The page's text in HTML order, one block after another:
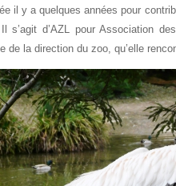
il y a quelques années pour
s’agit d’AZL pour Association
de la direction du zoo, qu’elle